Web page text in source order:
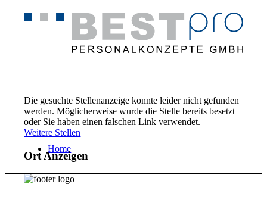
Home
Die gesuchte Stellenanzeige konnte leider nicht gefunden
werden. Möglicherweise wurde die Stelle bereits besetzt
oder Sie haben einen falschen Link verwendet.
Weitere Stellen
Ort Anzeigen